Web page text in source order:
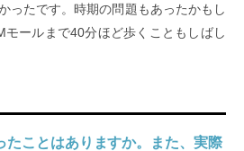
ったです。時期の問題もあったかもし
モールまで40分ほど歩くこともしばし
たことはありますか。また、実際